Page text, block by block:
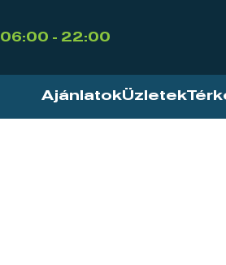
06:00 - 22:00
AjánlatokÜzletek